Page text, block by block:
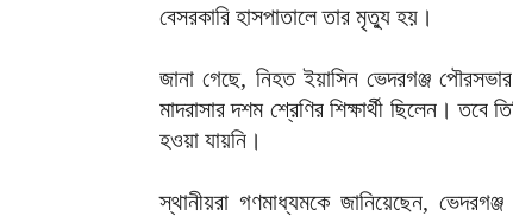
বেসরকারি হাসপাতালে তার মৃত্যু হয়।
জানা গেছে, নিহত ইয়াসিন ভেদরগঞ্জ
মাদরাসার দশম শ্রেণির শিক্ষার্থী ছিলেন।
হওয়া যায়নি।
স্থানীয়রা গণমাধ্যমকে জানিয়েছেন,